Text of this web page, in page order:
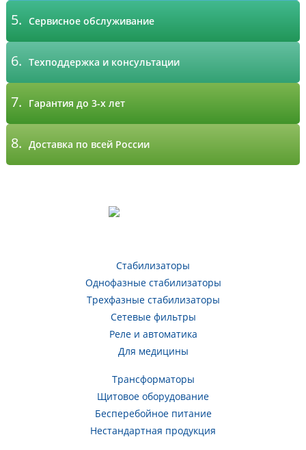
5. Сервисное обслуживание
6. Техподдержка и консультации
7. Гарантия до 3-х лет
8. Доставка по всей России
Стабилизаторы
Однофазные стабилизаторы
Трехфазные стабилизаторы
Сетевые фильтры
Реле и автоматика
Для медицины
Трансформаторы
Щитовое оборудование
Бесперебойное питание
Нестандартная продукция